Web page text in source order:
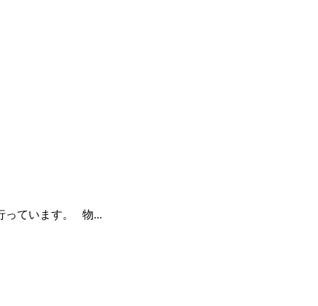
っています。 物...